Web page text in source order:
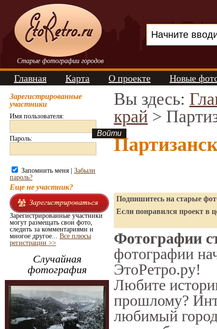
Старые фотографии городов
Главная Карта О проекте Новые
Зарегистрированные
участники
Имя пользователя:
Пароль:
Запомнить меня | Забыли
пароль?
Еще не участник?
Зарегистрированные участники
могут размещать свои фото,
следить за комментариями и
многое другое... Все плюсы
регистрации >>
Случайная
фотография
Вы здесь:
край >
Подпишитесь на старые
Если понравился проект в
Фотографии
фотографии
ЭтоРетро.ру!
Любите
прошлому?
любимый